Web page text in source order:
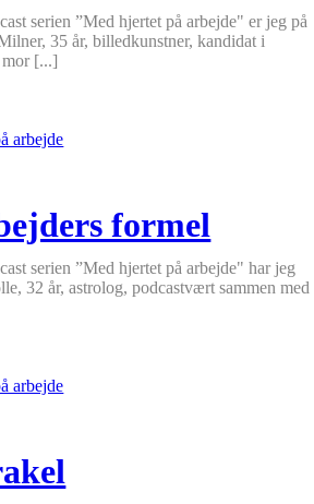
serien ”Med hjertet på arbejde" er jeg på
35 år, billedkunstner, kandidat i
[...]
arbejde
formel
serien ”Med hjertet på arbejde" har jeg
32 år, astrolog, podcastvært sammen med
arbejde